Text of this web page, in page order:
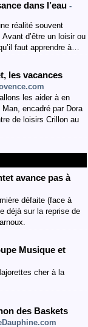
dans l’eau -
réalité souvent
d’être un loisir ou
faut apprendre à…
les vacances
les aider à en
encadré par Dora
de loisirs Crillon au
avance pas à
défaite (face à
déjà sur la reprise de
Musique et
cher à la
des Baskets